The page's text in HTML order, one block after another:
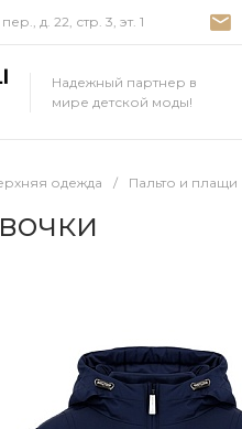
д. 22, стр. 3, эт. 1
Надежный партнер в
мире детской моды!
одежда / Пальто и плащи